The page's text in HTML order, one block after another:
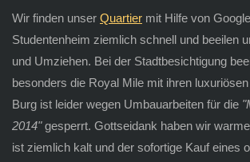
Wir finden unser Quartiermit Hilfe von
Studentenheim ziemlich schnell und beeilen
und Umziehen. Bei der Stadtbesichtigung
besonders die Royal Mile mit ihren
Burg ist leider wegen Umbauarbeiten für die
2014"gesperrt. Gottseidank haben wir
ist ziemlich kalt und der sofortige Kauf eines